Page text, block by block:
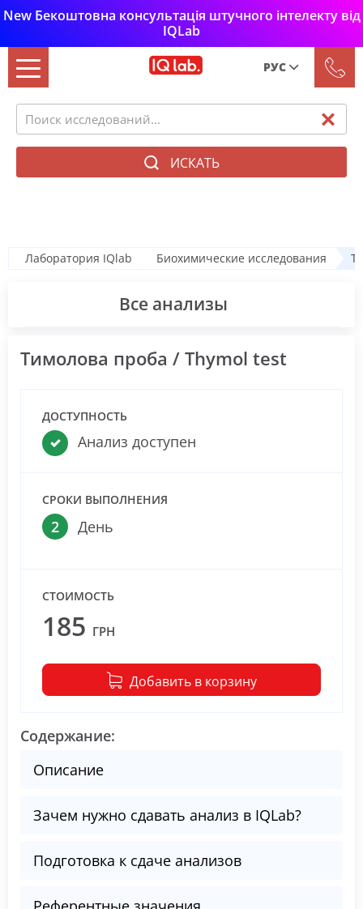
New Бекоштовна консультація штучного інтелекту від
IQLab
РУС
Укр
ИСКАТЬ
Биохимические исследования
Лаборатория IQlab Биохимические исследования
Все анализы
Тимолова проба / Thymol test
ДОСТУПНОСТЬ
Анализ доступен
СРОКИ ВЫПОЛНЕНИЯ
2 День
СТОИМОСТЬ
185 ГРН
Добавить в корзину
Содержание:
Описание
Зачем нужно сдавать анализ в IQLab?
Подготовка к сдаче анализов